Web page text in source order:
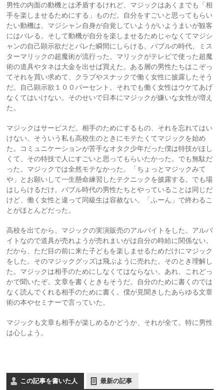
男性の内面の動機とは矛盾するけれど、マジックはあくまでも「相
手を楽しませるためにする」ものだ。自分をすごいと思ってもらい
たい動機は、マジシャン自身が自覚していようがいようまいが観客
にはバレる。そして動機が自分を楽しませるためじゃなくてマジシ
ャンの自己顕示欲だとバレた瞬間にしらける。バブルの時代、ミス
ターマリックの超魔術が流行った。マリックがテレビで使った超魔
術の道具やタネは大金を出せば買えた。ある層の男性たちはこぞっ
てそれを買い求めて、クラブやスナックで働く女性に披露したそう
だ。自己顕示欲１００パーセント。それでも働く女性はウケてあげ
なくてはいけない。そのせいで日本にマジックが嫌いな女性が増え
た。
マジックはサービスだ。相手のためにするもの、それを忘れてはい
けない。そういう私も高校生のときにモテたくてマジックを始め
た。コミュニケーションが苦手なオタク少年だった僕は特技がほし
くて、その特技で人にすごいと思ってもらいたかった。でも無駄だ
った。マジックでは全然モテなかった。「ちょっとマジックみて
や」とお願いして一生懸命練習したテクニックを披露する。でも場
はしらけるだけ。バブル時代の男性たちとやっていることは同じだ
けど、働く女性と違って同級生は容赦ない。「ふーん」で終わるこ
とがほとんどだった。
高校を出てから、マジックの実演販売のアルバイトをした。アルバ
イトなので道具が売れようが売れまいがは自分の時給に関係ない。
だから、ただ目の前に来た子どもを楽しませるためだけにマジック
をした。そのマジックグッズは飛ぶように売れた。そのとき理解し
た。マジックは相手のためにしなくてはならない。あれ、これどっ
かで聞いたぞ。文章を書くときもそうだ。自分のために書くのでは
なく読んでくれる相手のために書く。僕が見聞きしたあらゆる文章
術の本やセミナーで言っていた。
マジックも文章も相手が楽しめるかどうか、それが全て。特に男性
は心しよう。
この記事を書いた人 最新の記事